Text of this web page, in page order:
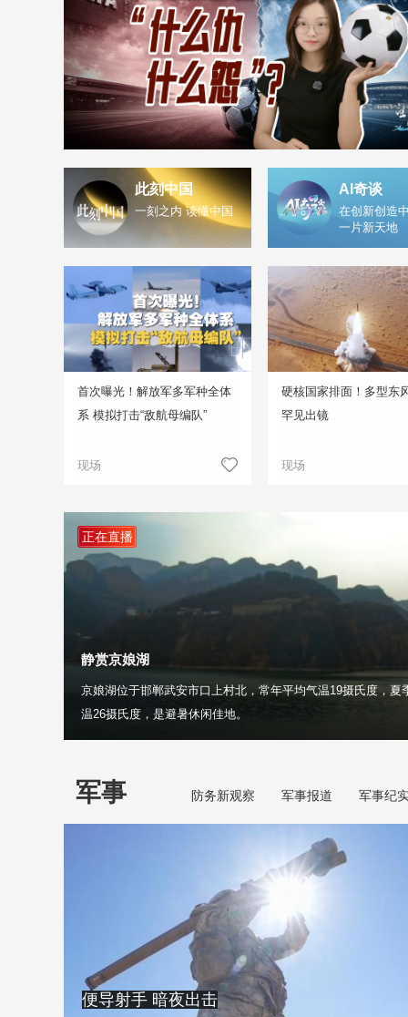
此刻中国
一刻之内 读懂中国
AI奇谈
在创新创造
一片新天地
首次曝光！解放军多军种全体
系 模拟打击“敌航母编队”
现场
硬核国家排面！多型东
罕见出镜
现场
正在直播
静赏京娘湖
京娘湖位于邯郸武安市口上村北，常年平均气温19摄氏度，夏
温26摄氏度，是避暑休闲佳地。
军事 防务新观察 军事报道 军事纪
便导射手 暗夜出击